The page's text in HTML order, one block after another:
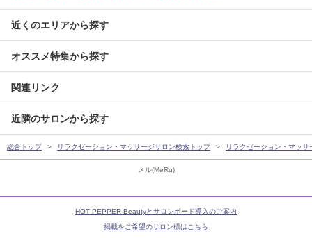
メル(MeRu)
近くのエリアから探す
オススメ特集から探す
関連リンク
近隣のサロンから探す
総合トップ リラクゼーション・マッサージサロン検索トップ リラクゼーション・マッ
HOT PEPPER Beautyとサロンボード導入のご案内
掲載をご希望のサロン様はこちら